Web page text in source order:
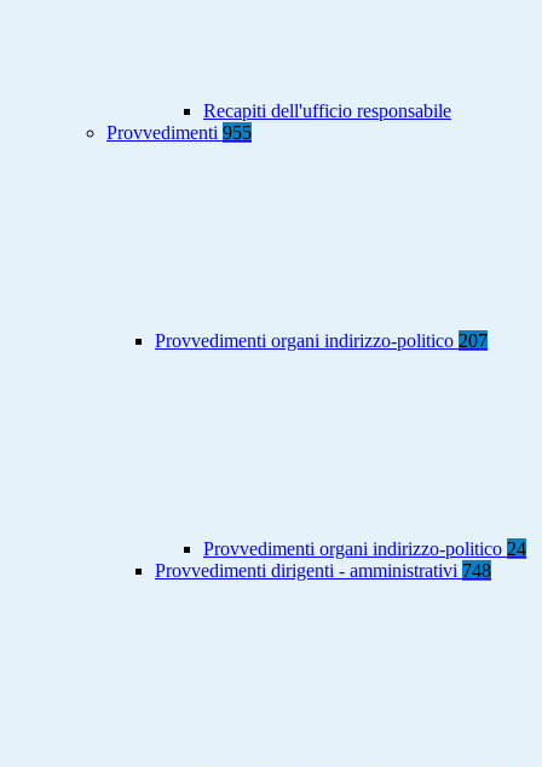
Recapiti dell'ufficio responsabile
Provvedimenti 955
Provvedimenti organi indirizzo-politico 207
Provvedimenti organi indirizzo-politico 24
Provvedimenti dirigenti - amministrativi 748